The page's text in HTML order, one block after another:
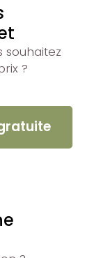
souhaitez
?